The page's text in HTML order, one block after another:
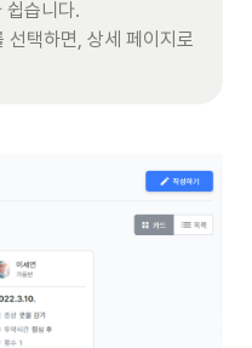
쉽습니다.
선택하면, 상세 페이지로